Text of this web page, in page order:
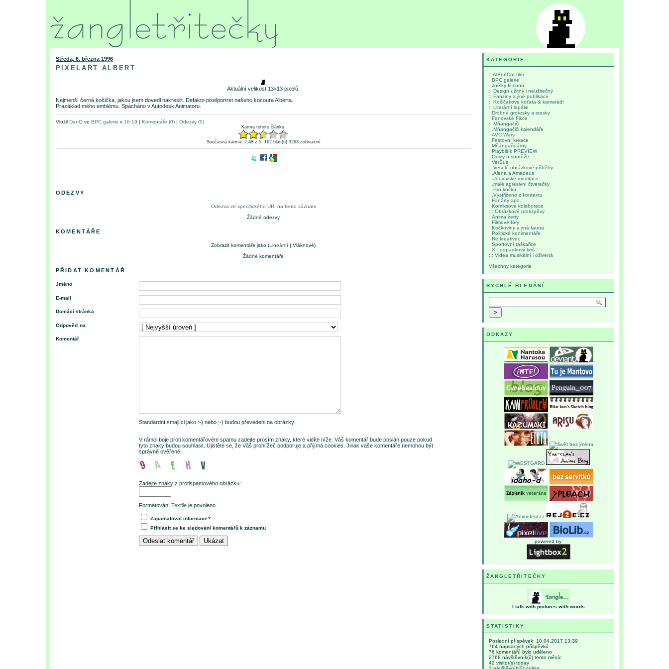
Středa, 6. března 1996
PIXELART ALBERT
Aktuální velikost 13×13 pixelů.
Nejmenší černá kočička, jakou jsem dovedl nakreslit. Defakto pixelportrét našeho kocoura Alberta.
Prazáklad mého emblému. Spácháno v Autodesk Animatoru.
Vložil DanQve BPC galerie v 16:19 | Komentáře (0)| Odezvy (0)
Karma tohoto článku:
Současná karma: 2.48 z 5, 162 hlas(ů)3263 zobrazení
ODEZVY
Odezva ze specifického URI na tento záznam
Žádné odezvy
KOMENTÁŘE
Zobrazit komentáře jako (Lineární | Vláknové)
Žádné komentáře
PŘIDAT KOMENTÁŘ
Jméno
E-mail
Domácí stránka
Odpověď na
Komentář
Standardní smajlíci jako :-) nebo ;-) budou převedeni na obrázky.
V rámci boje proti komentářovém spamu zadejte prosím znaky, které vidíte níže. Váš komentář bude poslán pouze pokud
tyto znaky budou souhlasit. Ujistěte se, že Váš prohlížeč podporuje a přijímá cookies. Jinak vaše komentáře nemohou být
správně ověřené.
Zadejte znaky z protispamového obrázku:
Formátování Textileje povoleno
Zapamatovat informace?
Přihlásit se ke sledování komentářů k záznamu
KATEGORIE
:: AlBertCat film
BPC galerie
znělky E-conu
:: Design užitný i neužitečný
:: Fanziny a jiné publikace
:: Kočičákova koťata & kamarádi
:: Literární lapálie
Drobné grotesky a stesky
Fanovské Fikce
:: Mňangačiči
.Mňangačiči kalendáře
AVC Wars
Festovní kreace
Mňangačičárny
Playbišík PREVIEW
Quizy a soutěže
VerŠus
:: Veselé obrázkové příběhy
.Alena a Amádeus
.Jediovské meditace
.malé agresivní čtverečky
.Pro kočku
.Vystřiženo z kontextu
Fanárty apd.
Komiksové kolaborace
::: Obrázkové protizpěvy
Anima žerty
Filmové fóry
Kočkoviny a jiná fauna
Politické konimentáře
Re:kreativec
Sportovní taškařice
X - odpadkový koš
::: Videa musikální i oživená
Všechny kategorie
RYCHLÉ HLEDÁNÍ
ODKAZY
powered by:
ŽANGLETŘITEČKY
I talk with pictures with words
STATISTIKY
Poslední příspěvek: 10.04.2017 13:39
764napsaných příspěvků
76 komentářů bylo uděleno
2768 návštěvník(ů) tento měsíc
42 visitor(s) today